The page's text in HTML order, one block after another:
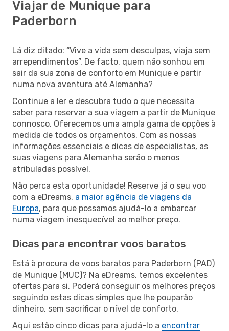
Viajar de Munique para
Paderborn
Lá diz ditado: “Vive a vida sem desculpas, viaja sem
arrependimentos”. De facto, quem não sonhou em
sair da sua zona de conforto em Munique e partir
numa nova aventura até Alemanha?
Continue a ler e descubra tudo o que necessita
saber para reservar a sua viagem a partir de Munique
connosco. Oferecemos uma ampla gama de opções à
medida de todos os orçamentos. Com as nossas
informações essenciais e dicas de especialistas, as
suas viagens para Alemanha serão o menos
atribuladas possível.
Não perca esta oportunidade! Reserve já o seu voo
com a eDreams, a maior agência de viagens da
Europa, para que possamos ajudá-lo a embarcar
numa viagem inesquecível ao melhor preço.
Dicas para encontrar voos baratos
Está à procura de voos baratos para Paderborn (PAD)
de Munique (MUC)? Na eDreams, temos excelentes
ofertas para si. Poderá conseguir os melhores preços
seguindo estas dicas simples que lhe pouparão
dinheiro, sem sacrificar o nível de conforto.
Aqui estão cinco dicas para ajudá-lo a encontrar